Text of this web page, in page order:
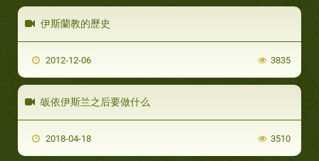
伊斯蘭教的歷史
2012-12-06 3835
皈依伊斯兰之后要做什么
2018-04-18 3510